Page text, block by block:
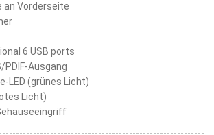
an Vorderseite
6 USB ports
Ausgang
LED (grünes Licht)
Licht)